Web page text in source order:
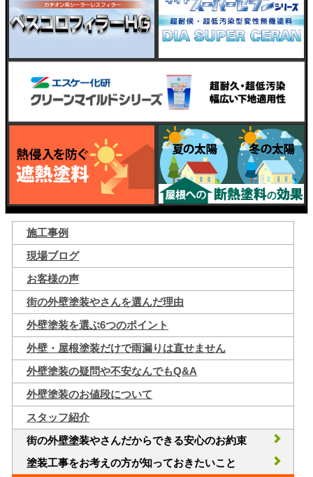
施工事例
現場ブログ
お客様の声
街の外壁塗装やさんを選んだ理由
外壁塗装を選ぶ6つのポイント
外壁・屋根塗装だけで雨漏りは直せません
外壁塗装の疑問や不安なんでもQ&A
外壁塗装のお値段について
スタッフ紹介
街の外壁塗装やさんだからできる安心のお約束
塗装工事をお考えの方が知っておきたいこと